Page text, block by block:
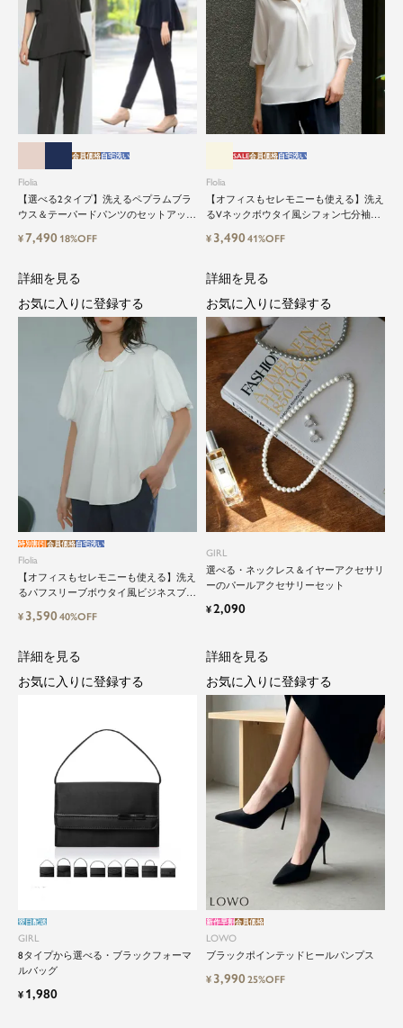
鮮度アップを重ねつづける、大人の女
性のためのスーツファッション
オフィスやマザーシーンで活躍するセレモニース
Floliaの提案するスーツです。
品よく艶やかに着こなすことのできる女性らしい
セットアップから、故人を偲ぶのに相応しい洗練
感のあるブラックフォーマルまで幅広くご提案さ
せて頂きます。
close
Flolia
【選べる2タイプ】洗えるペプラムブラ
ウス＆テーパードパンツのセットアップ
会員価格自宅洗い
¥7,490 18%OFF
Flolia
【オフィスもセレモニーも使える】洗え
るVネックボウタイ風シフォン七分袖ビ
SALE会員価格自宅洗い
¥ 3,49041%OFF
Flolia
【オフィスもセレモニーも使える】洗え
るパフスリーブボウタイ風ビジネスブラ
特別割引会員価格自宅洗い
¥ 3,59040%OFF
詳細を見る
お気に入りに登録する
GIRL
選べる・ネックレス＆イヤーアクセサリ
ーのパールアクセサリーセット
¥2,090
詳細を見る
お気に入りに登録する
GIRL
8タイプから選べる・ブラックフォーマ
ルバッグ
翌日配送
¥ 1,980
詳細を見る
お気に入りに登録する
LOWO
ブラックポインテッドヒールパンプス
新作早割会員価格
¥ 3,99025%OFF
詳細を見る
お気に入りに登録する